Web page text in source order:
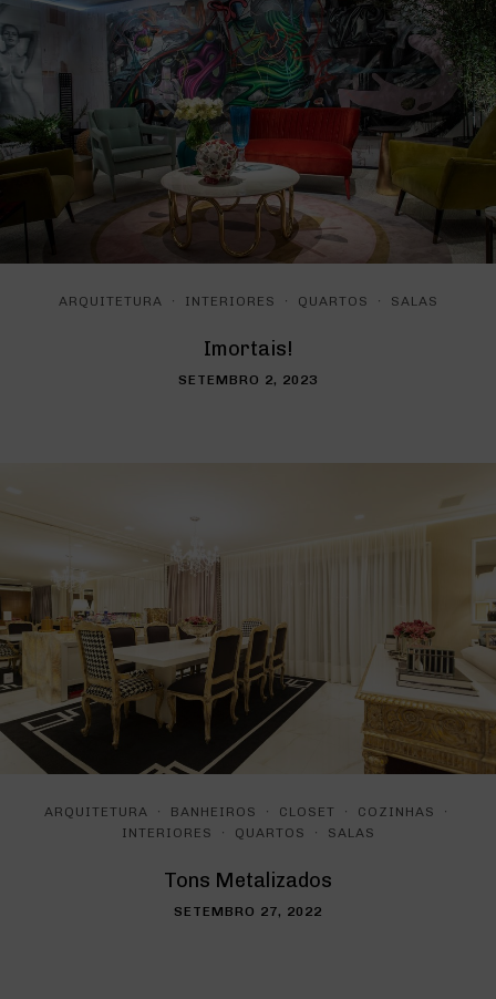
ARQUITETURA · INTERIORES · QUARTOS · SALAS
Imortais!
SETEMBRO 2, 2023
ARQUITETURA · BANHEIROS · CLOSET · COZINHAS ·
INTERIORES · QUARTOS · SALAS
Tons Metalizados
SETEMBRO 27, 2022